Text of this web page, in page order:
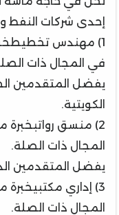
إحدى شركات النفط
في المجال ذات
يفضل المتقدمين
الكويتية.
المجال ذات الصلة.
يفضل المتقدمين
المجال ذات الصلة.